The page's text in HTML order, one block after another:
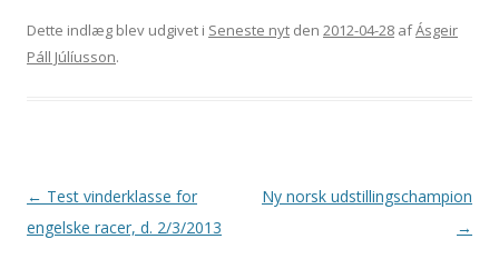
Dette indlæg blev udgivet i Seneste nyt den 2012-04-28 afÁsgeir
Páll Júlíusson.
Indlægsnavigation
← Test vinderklasse for
engelske racer, d. 2/3/2013
Ny norsk udstillingschampion
→